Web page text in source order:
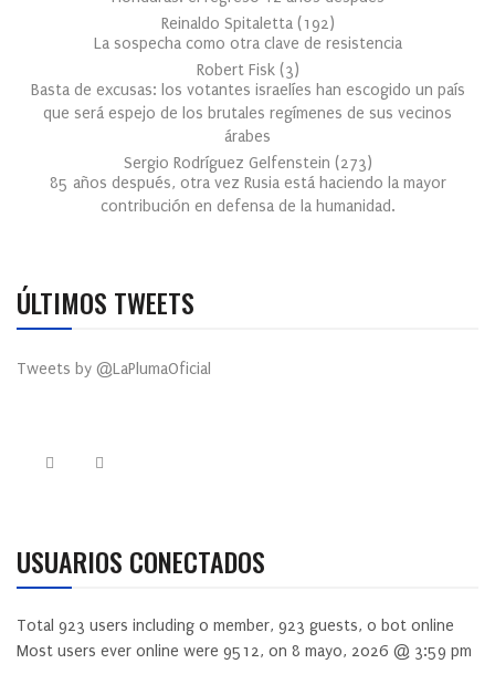
Reinaldo Spitaletta (192)
La sospecha como otra clave de resistencia
Robert Fisk (3)
Basta de excusas: los votantes israelíes han escogido un país
que será espejo de los brutales regímenes de sus vecinos
árabes
Sergio Rodríguez Gelfenstein (273)
85 años después, otra vez Rusia está haciendo la mayor
contribución en defensa de la humanidad.
ÚLTIMOS TWEETS
Tweets by @LaPlumaOficial
USUARIOS CONECTADOS
Total 923 users including 0 member, 923 guests, 0 bot online
Most users ever online were 9512, on 8 mayo, 2026 @ 3:59 pm